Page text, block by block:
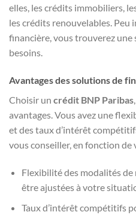
elles, les crédits immobiliers,
les crédits renouvelables.
financière, vous trouverez
besoins.
Avantages des solutions de
Choisir un crédit BNP Paribas
avantages. Vous avez une
et des taux d’intérêt
vous conseiller, en fonction de
Flexibilité des modalités
être ajustées à votre
Taux d’intérêt compétitifs